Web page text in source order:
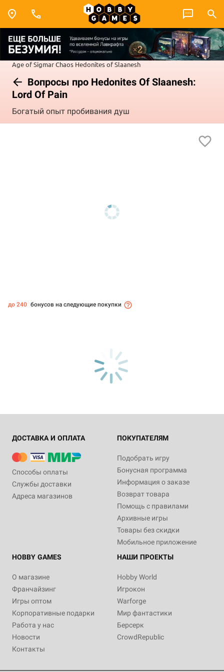
Age of SigmarChaos Hedonites of Slaanesh
Вопросы про Hedonites Of Slaanesh:
Lord Of Pain
Богатый опыт пробивания душ
до 240 бонусов на следующие покупки
ДОСТАВКА И ОПЛАТА
Способы оплаты
Службы доставки
Адреса магазинов
ПОКУПАТЕЛЯМ
Подобрать игру
Бонусная программа
Информация о заказе
Возврат товара
Помощь с правилами
Архивные игры
Товары без скидки
Мобильное приложение
HOBBY GAMES
О магазине
Франчайзинг
Игры оптом
Корпоративные подарки
Работа у нас
Новости
Контакты
НАШИ ПРОЕКТЫ
Hobby World
Игрокон
Warforge
Мир фантастики
Берсерк
CrowdRepublic